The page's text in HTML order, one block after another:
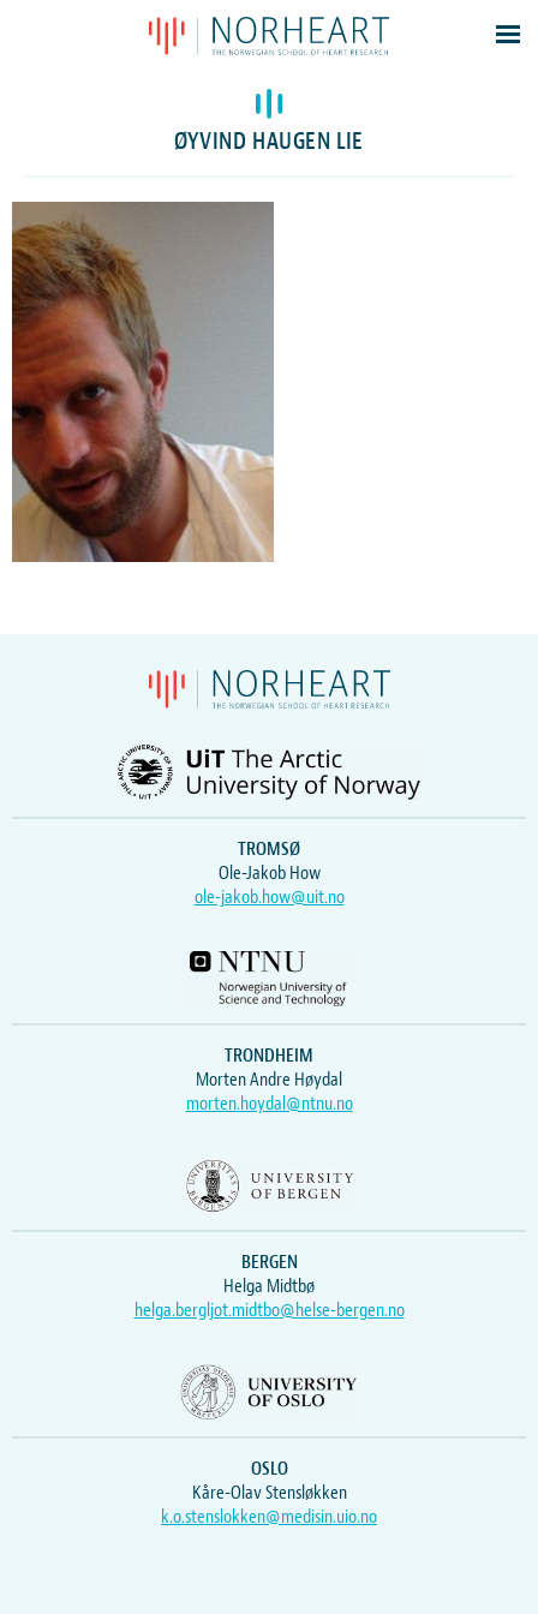
Latest news
Events
Members
ØYVIND HAUGEN LIE
TROMSØ
Ole-Jakob How
ole-jakob.how@uit.no
TRONDHEIM
Morten Andre Høydal
morten.hoydal@ntnu.no
BERGEN
Helga Midtbø
helga.bergljot.midtbo@helse-bergen.no
OSLO
Kåre-Olav Stensløkken
k.o.stenslokken@medisin.uio.no